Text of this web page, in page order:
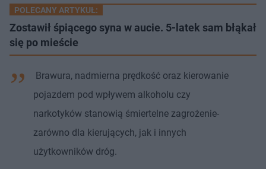
POLECANY ARTYKUŁ:
Zostawił śpiącego syna w aucie. 5-latek sam błąkał
się po mieście
Brawura, nadmierna prędkość oraz kierowanie
pojazdem pod wpływem alkoholu czy
narkotyków stanowią śmiertelne zagrożenie-
zarówno dla kierujących, jak i innych
użytkowników dróg.